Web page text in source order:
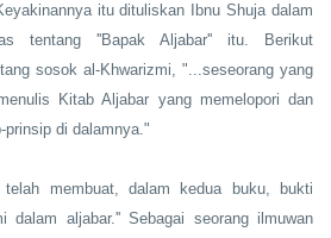
itu dituliskan Ibnu Shuja dalam
tentang ''Bapak Aljabar'' itu. Berikut
sosok al-Khwarizmi, "...seseorang yang
Kitab Aljabar yang memelopori dan
prinsip di dalamnya."
telah membuat, dalam kedua buku, bukti
dalam aljabar.'' Sebagai seorang ilmuwan